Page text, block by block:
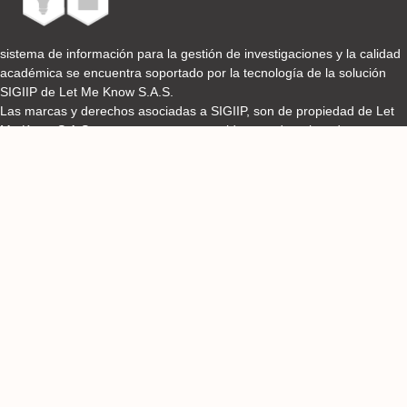
sistema de información para la gestión de investigaciones y la calidad
académica se encuentra soportado por la tecnología de la solución
SIGIIP de Let Me Know S.A.S.
Las marcas y derechos asociadas a SIGIIP, son de propiedad de Let
Me Know S.A.S y se encuentran protegidos por derechos de autor e